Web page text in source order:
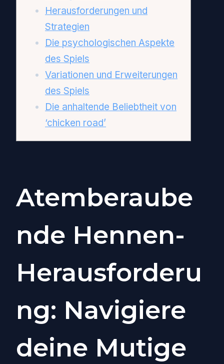
Herausforderungen und
Strategien
Die psychologischen Aspekte
des Spiels
Variationen und Erweiterungen
des Spiels
Die anhaltende Beliebtheit von
‘chicken road’
Atemberaube
nde Hennen-
Herausforderu
ng: Navigiere
deine Mutige